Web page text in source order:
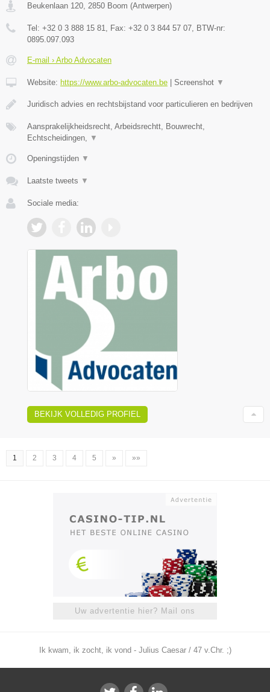
Beukenlaan 120 2850 Boom (Antwerpen)
Tel: +32 0 3 888 15 81 , Fax: +32 0 3 844 57 07 , BTW-nr:
0895.097.093
E-mail › Arbo Advocaten
Website: https://www.arbo-advocaten.be | Screenshot ▼
Juridisch advies en rechtsbijstand voor particulieren en bedrijven
Aansprakelijkheidsrecht, Arbeidsrechtt, Bouwrecht,
Echtscheidingen,
▼
Openingstijden ▼
Laatste tweets ▼
Sociale media:
BEKIJK VOLLEDIG PROFIEL
1 2 3 4 5 » »»
Uw advertentie hier? Mail ons
Ik kwam, ik zocht, ik vond - Julius Caesar / 47 v.Chr. ;)